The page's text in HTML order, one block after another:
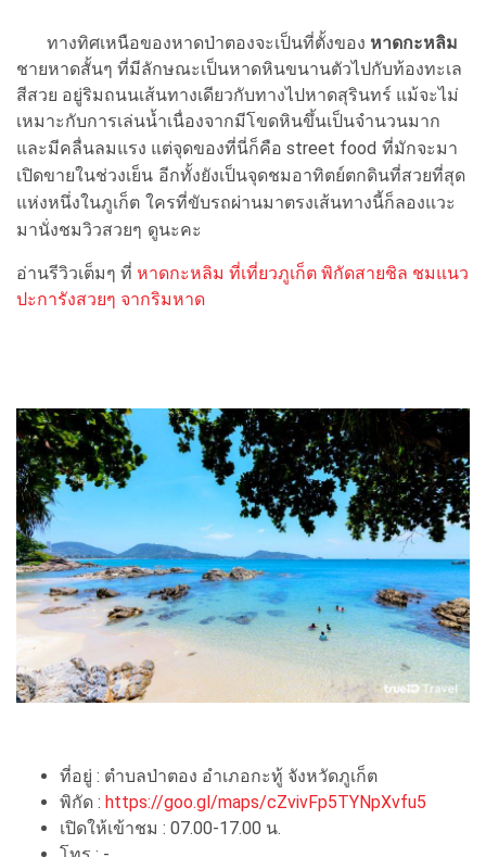
ทางทิศเหนือของหาดป่าตองจะเป็นที่ตั้งของ หาดกะหลิม
ชายหาดสั้นๆ ที่มีลักษณะเป็นหาดหินขนานตัวไปกับท้องทะเล
สีสวย อยู่ริมถนนเส้นทางเดียวกับทางไปหาดสุรินทร์ แม้จะไม่
เหมาะกับการเล่นน้ำเนื่องจากมีโขดหินขึ้นเป็นจำนวนมาก
และมีคลื่นลมแรง แต่จุดของที่นี่ก็คือ street food ที่มักจะมา
เปิดขายในช่วงเย็น อีกทั้งยังเป็นจุดชมอาทิตย์ตกดินที่สวยที่สุด
แห่งหนึ่งในภูเก็ต ใครที่ขับรถผ่านมาตรงเส้นทางนี้ก็ลองแวะ
มานั่งชมวิวสวยๆ ดูนะคะ
อ่านรีวิวเต็มๆ ที่ หาดกะหลิม ที่เที่ยวภูเก็ต พิกัดสายชิล ชมแนว
ปะการังสวยๆ จากริมหาด
ที่อยู่ : ตำบลป่าตอง อำเภอกะทู้ จังหวัดภูเก็ต
พิกัด : https://goo.gl/maps/cZvivFp5TYNpXvfu5
เปิดให้เข้าชม : 07.00-17.00 น.